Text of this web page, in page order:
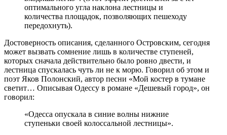
оптимального угла наклона лестницы и
количества площадок, позволяющих пешеходу
передохнуть).
Достоверность описания, сделанного Островским, сегодня
может вызвать сомнение лишь в количестве ступеней,
которых сначала действительно было ровно двести, и
лестница спускалась чуть ли не к морю. Говорил об этом и
поэт Яков Полонский, автор песни «Мой костер в тумане
светит… Описывая Одессу в романе «Дешевый город», он
говорил:
«Одесса опускала в синие волны нижние
ступеньки своей колоссальной лестницы».